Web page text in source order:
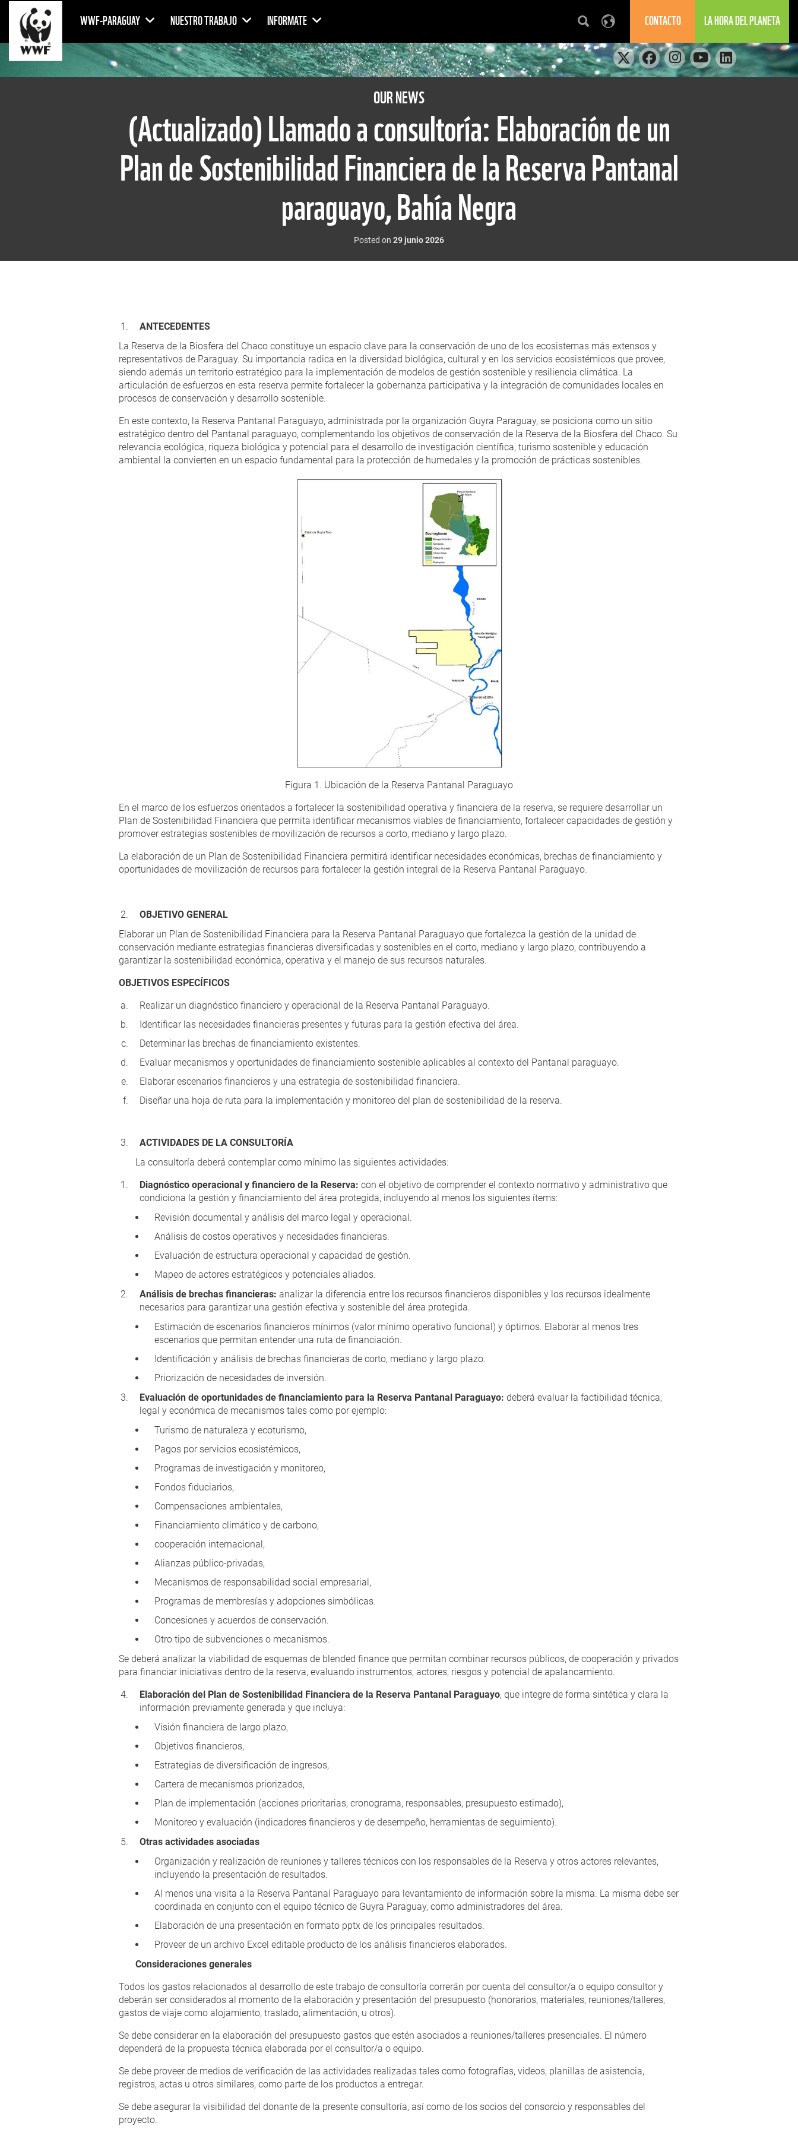
WWF-PARAGUAY NUESTRO TRABAJO INFORMATE CONTACTO LA HORA DEL PLANETA
OUR NEWS
(Actualizado) Llamado a consultoría: Elaboración de un
Plan de Sostenibilidad Financiera de la Reserva Pantanal
paraguayo, Bahía Negra
Posted on 29 junio 2026
ANTECEDENTES
La Reserva de la Biosfera del Chaco constituye un espacio clave para la conservación de uno de los ecosistemas más extensos y
representativos de Paraguay. Su importancia radica en la diversidad biológica, cultural y en los servicios ecosistémicos que provee,
siendo además un territorio estratégico para la implementación de modelos de gestión sostenible y resiliencia climática. La
articulación de esfuerzos en esta reserva permite fortalecer la gobernanza participativa y la integración de comunidades locales en
procesos de conservación y desarrollo sostenible.
En este contexto, la Reserva Pantanal Paraguayo, administrada por la organización Guyra Paraguay, se posiciona como un sitio
estratégico dentro del Pantanal paraguayo, complementando los objetivos de conservación de la Reserva de la Biosfera del Chaco. Su
relevancia ecológica, riqueza biológica y potencial para el desarrollo de investigación científica, turismo sostenible y educación
ambiental la convierten en un espacio fundamental para la protección de humedales y la promoción de prácticas sostenibles.
Figura 1. Ubicación de la Reserva Pantanal Paraguayo
En el marco de los esfuerzos orientados a fortalecer la sostenibilidad operativa y financiera de la reserva, se requiere desarrollar un
Plan de Sostenibilidad Financiera que permita identificar mecanismos viables de financiamiento, fortalecer capacidades de gestión y
promover estrategias sostenibles de movilización de recursos a corto, mediano y largo plazo.
La elaboración de un Plan de Sostenibilidad Financiera permitirá identificar necesidades económicas, brechas de financiamiento y
oportunidades de movilización de recursos para fortalecer la gestión integral de la Reserva Pantanal Paraguayo.
OBJETIVO GENERAL
Elaborar un Plan de Sostenibilidad Financiera para la Reserva Pantanal Paraguayo que fortalezca la gestión de la unidad de
conservación mediante estrategias financieras diversificadas y sostenibles en el corto, mediano y largo plazo, contribuyendo a
garantizar la sostenibilidad económica, operativa y el manejo de sus recursos naturales.
OBJETIVOS ESPECÍFICOS
Realizar un diagnóstico financiero y operacional de la Reserva Pantanal Paraguayo.
Identificar las necesidades financieras presentes y futuras para la gestión efectiva del área.
Determinar las brechas de financiamiento existentes.
Evaluar mecanismos y oportunidades de financiamiento sostenible aplicables al contexto del Pantanal paraguayo.
Elaborar escenarios financieros y una estrategia de sostenibilidad financiera.
Diseñar una hoja de ruta para la implementación y monitoreo del plan de sostenibilidad de la reserva.
ACTIVIDADES DE LA CONSULTORÍA
La consultoría deberá contemplar como mínimo las siguientes actividades:
Diagnóstico operacional y financiero de la Reserva: con el objetivo de comprender el contexto normativo y administrativo que
condiciona la gestión y financiamiento del área protegida, incluyendo al menos los siguientes ítems:
Revisión documental y análisis del marco legal y operacional.
Análisis de costos operativos y necesidades financieras.
Evaluación de estructura operacional y capacidad de gestión.
Mapeo de actores estratégicos y potenciales aliados.
Análisis de brechas financieras: analizar la diferencia entre los recursos financieros disponibles y los recursos idealmente
necesarios para garantizar una gestión efectiva y sostenible del área protegida.
Estimación de escenarios financieros mínimos (valor mínimo operativo funcional) y óptimos. Elaborar al menos tres
escenarios que permitan entender una ruta de financiación.
Identificación y análisis de brechas financieras de corto, mediano y largo plazo.
Priorización de necesidades de inversión.
Evaluación de oportunidades de financiamiento para la Reserva Pantanal Paraguayo: deberá evaluar la factibilidad técnica,
legal y económica de mecanismos tales como por ejemplo:
Turismo de naturaleza y ecoturismo,
Pagos por servicios ecosistémicos,
Programas de investigación y monitoreo,
Fondos fiduciarios,
Compensaciones ambientales,
Financiamiento climático y de carbono,
cooperación internacional,
Alianzas público-privadas,
Mecanismos de responsabilidad social empresarial,
Programas de membresías y adopciones simbólicas.
Concesiones y acuerdos de conservación.
Otro tipo de subvenciones o mecanismos.
Se deberá analizar la viabilidad de esquemas de blended finance que permitan combinar recursos públicos, de cooperación y privados
para financiar iniciativas dentro de la reserva, evaluando instrumentos, actores, riesgos y potencial de apalancamiento.
Elaboración del Plan de Sostenibilidad Financiera de la Reserva Pantanal Paraguayo, que integre de forma sintética y clara la
información previamente generada y que incluya:
Visión financiera de largo plazo,
Objetivos financieros,
Estrategias de diversificación de ingresos,
Cartera de mecanismos priorizados,
Plan de implementación (acciones prioritarias, cronograma, responsables, presupuesto estimado),
Monitoreo y evaluación (indicadores financieros y de desempeño, herramientas de seguimiento).
Otras actividades asociadas
Organización y realización de reuniones y talleres técnicos con los responsables de la Reserva y otros actores relevantes,
incluyendo la presentación de resultados.
Al menos una visita a la Reserva Pantanal Paraguayo para levantamiento de información sobre la misma. La misma debe ser
coordinada en conjunto con el equipo técnico de Guyra Paraguay, como administradores del área.
Elaboración de una presentación en formato pptx de los principales resultados.
Proveer de un archivo Excel editable producto de los análisis financieros elaborados.
Consideraciones generales
Todos los gastos relacionados al desarrollo de este trabajo de consultoría correrán por cuenta del consultor/a o equipo consultor y
deberán ser considerados al momento de la elaboración y presentación del presupuesto (honorarios, materiales, reuniones/talleres,
gastos de viaje como alojamiento, traslado, alimentación, u otros).
Se debe considerar en la elaboración del presupuesto gastos que estén asociados a reuniones/talleres presenciales. El número
dependerá de la propuesta técnica elaborada por el consultor/a o equipo.
Se debe proveer de medios de verificación de las actividades realizadas tales como fotografías, videos, planillas de asistencia,
registros, actas u otros similares, como parte de los productos a entregar.
Se debe asegurar la visibilidad del donante de la presente consultoría, así como de los socios del consorcio y responsables del
proyecto.